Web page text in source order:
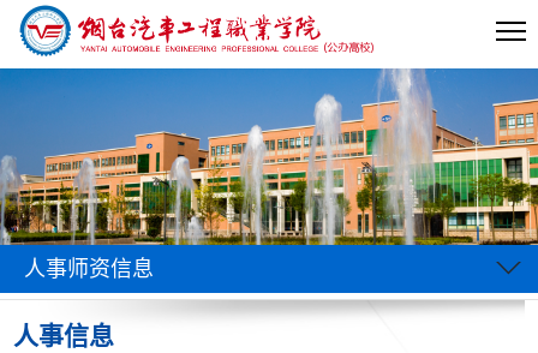
人事师资信息
人事信息